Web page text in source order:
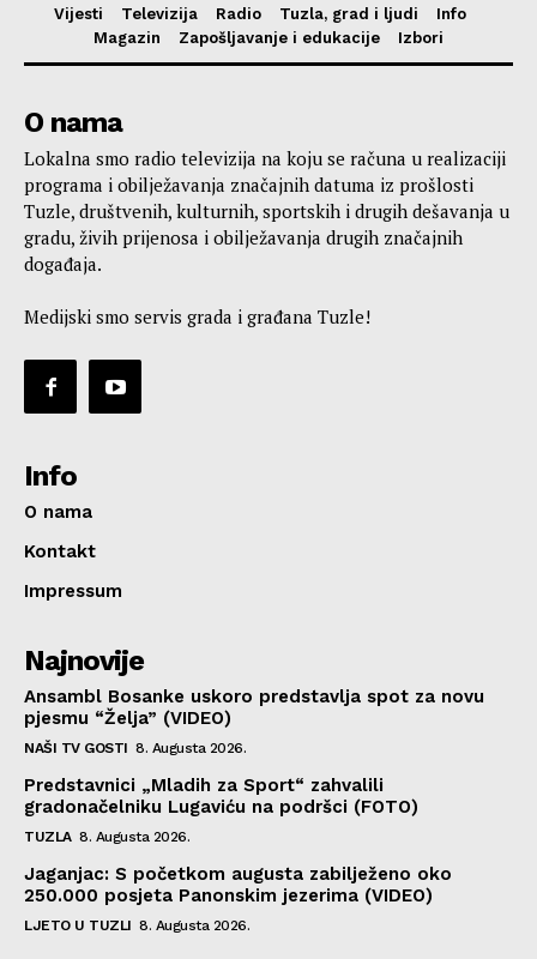
Vijesti Televizija Radio Tuzla, grad i ljudi
Info
Magazin
Zapošljavanje i edukacije Izbori
O nama
Lokalna smo radio televizija na koju se računa u realizaciji
programa i obilježavanja značajnih datuma iz prošlosti
Tuzle, društvenih, kulturnih, sportskih i drugih dešavanja u
gradu, živih prijenosa i obilježavanja drugih značajnih
događaja.
Medijski smo servis grada i građana Tuzle!
Info
O nama
Kontakt
Impressum
Najnovije
Ansambl Bosanke uskoro predstavlja spot za novu
pjesmu “Želja” (VIDEO)
NAŠI TV GOSTI 8. Augusta 2026.
Predstavnici „Mladih za Sport“ zahvalili
gradonačelniku Lugaviću na podršci (FOTO)
TUZLA 8. Augusta 2026.
Jaganjac: S početkom augusta zabilježeno oko
250.000 posjeta Panonskim jezerima (VIDEO)
LJETO U TUZLI 8. Augusta 2026.